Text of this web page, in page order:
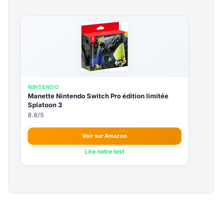
NINTENDO
Manette Nintendo Switch Pro édition limitée
Splatoon 3
8.8/5
Voir sur Amazon
Lire notre test